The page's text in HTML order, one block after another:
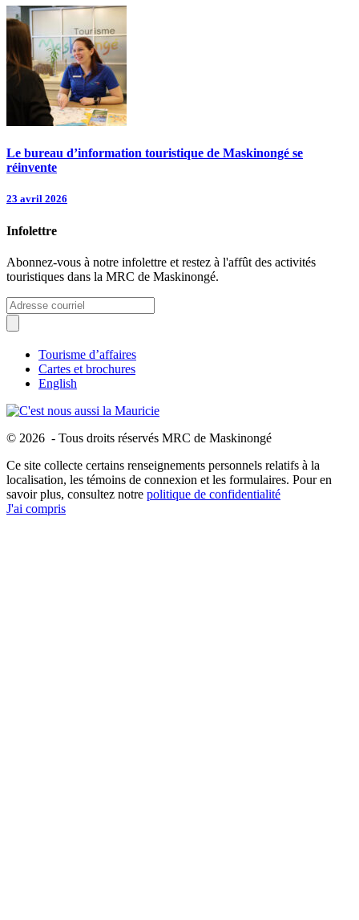
Le bureau d’information touristique de Maskinongé se
réinvente
23 avril 2026
Infolettre
Abonnez-vous à notre infolettre et restez à l'affût des activités
touristiques dans la MRC de Maskinongé.
Tourisme d’affaires
Cartes et brochures
English
© 2026 - Tous droits réservés MRC de Maskinongé
Ce site collecte certains renseignements personnels relatifs à la
localisation, les témoins de connexion et les formulaires. Pour en
savoir plus, consultez notre politique de confidentialité
J'ai compris